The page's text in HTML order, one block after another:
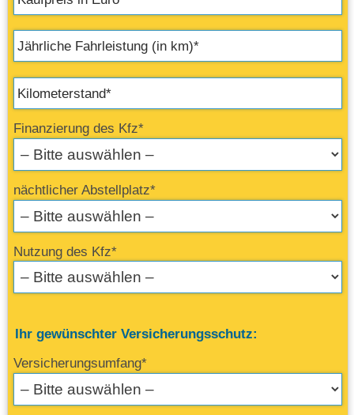
Finanzierung des Kfz*
nächtlicher Abstellplatz*
Nutzung des Kfz*
Ihr gewünschter Versicherungsschutz:
Versicherungsumfang*